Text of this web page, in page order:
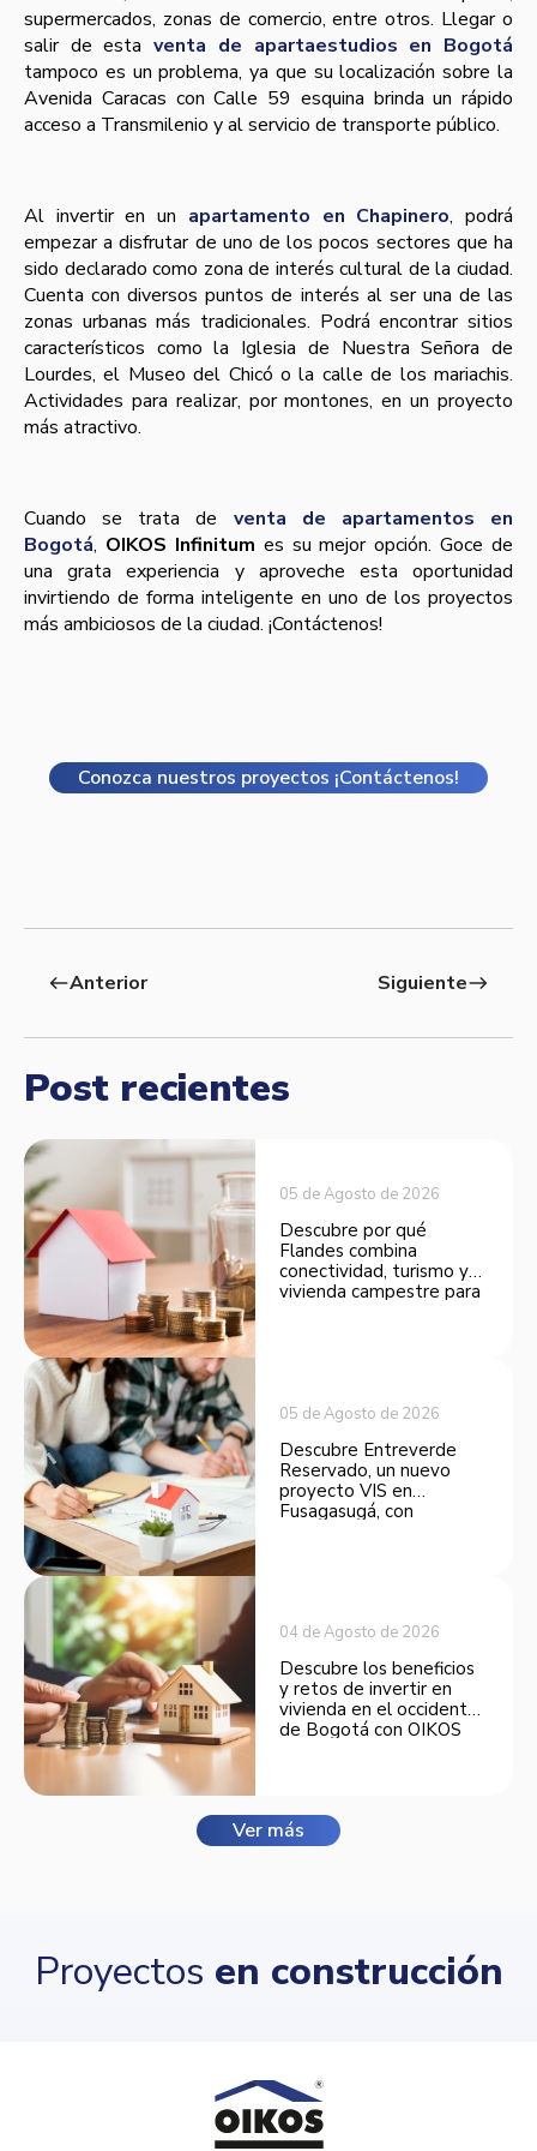
supermercados, zonas de comercio, entre otros. Llegar o
salir de estaventa de apartaestudios en Bogotá
tampoco es un problema, ya que su localización sobre la
Avenida Caracas con Calle 59 esquina brinda un rápido
acceso a Transmilenio y al servicio de transporte público.
Al invertir en un apartamento en Chapinero, podrá
empezar a disfrutar de uno de los pocos sectores que ha
sido declarado como zona de interés cultural de la ciudad.
Cuenta con diversos puntos de interés al ser una de las
zonas urbanas más tradicionales. Podrá encontrar sitios
característicos como la Iglesia de Nuestra Señora de
Lourdes, el Museo del Chicó o la calle de los mariachis.
Actividades para realizar, por montones, en un proyecto
más atractivo.
Cuando se trata de venta de apartamentos en
Bogotá, OIKOS Infinitum es su mejor opción. Goce de
una grata experiencia y aproveche esta oportunidad
invirtiendo de forma inteligente en uno de los proyectos
más ambiciosos de la ciudad. ¡Contáctenos!
Conozca nuestros proyectos ¡Contáctenos!
westAnterior Siguienteeast
Post recientes
05 de Agosto de 2026
Descubre por qué
Flandes combina
conectividad, turismo y
vivienda campestre para
05 de Agosto de 2026
Descubre Entreverde
Reservado, un nuevo
proyecto VIS en
Fusagasugá, con
04 de Agosto de 2026
Descubre los beneficios
y retos de invertir en
vivienda en el occidente
de Bogotá con OIKOS
Ver más
Proyectos en construcción